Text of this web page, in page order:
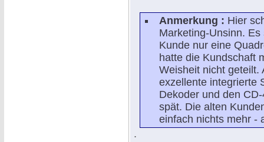
Anmerkung : Hier
Marketing-Unsinn.
Kunde nur eine
hatte die Kundschaft
Weisheit nicht geteilt.
exzellente integrierte
Dekoder und den
spät. Die alten
einfach nichts mehr -
.